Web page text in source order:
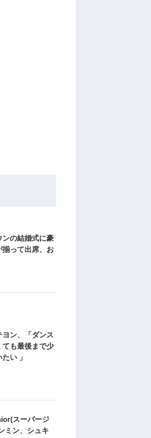
ンの結婚式に豪
揃って出席、お
ヨン、「ダンス
ても最後まで少
い 」
スーパージ
ミン、シュキ